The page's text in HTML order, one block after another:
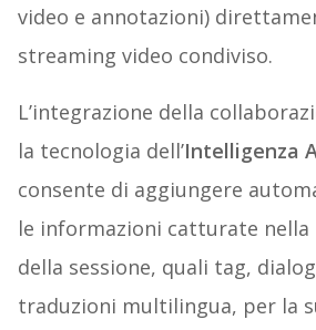
video e annotazioni)
streaming video condiviso.
L’integrazione della
la tecnologia dell’Intelligenza
consente di aggiungere
le informazioni catturate nella
della sessione, quali tag,
traduzioni multilingua, per la